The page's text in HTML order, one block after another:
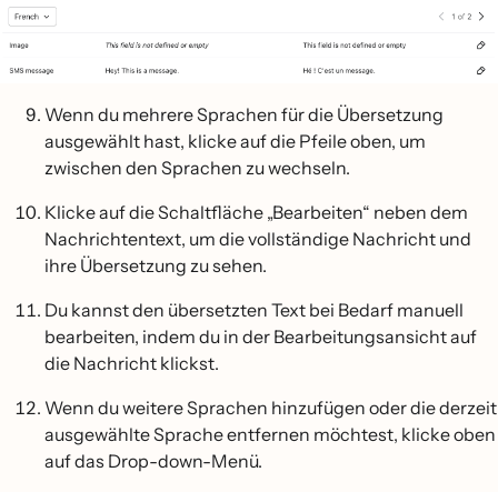
Wenn du mehrere Sprachen für die Übersetzung
ausgewählt hast, klicke auf die Pfeile oben, um
zwischen den Sprachen zu wechseln.
Klicke auf die Schaltfläche „Bearbeiten“ neben dem
Nachrichtentext, um die vollständige Nachricht und
ihre Übersetzung zu sehen.
Du kannst den übersetzten Text bei Bedarf manuell
bearbeiten, indem du in der Bearbeitungsansicht auf
die Nachricht klickst.
Wenn du weitere Sprachen hinzufügen oder die derzeit
ausgewählte Sprache entfernen möchtest, klicke oben
auf das Drop-down-Menü.